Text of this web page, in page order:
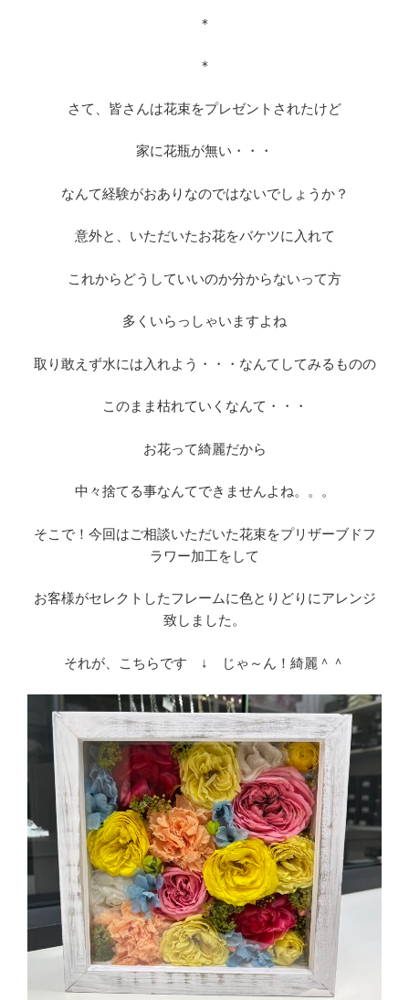
＊
＊
さて、皆さんは花束をプレゼントされたけど
家に花瓶が無い・・・
なんて経験がおありなのではないでしょうか？
意外と、いただいたお花をバケツに入れて
これからどうしていいのか分からないって方
多くいらっしゃいますよね
取り敢えず水には入れよう・・・なんてしてみるものの
このまま枯れていくなんて・・・
お花って綺麗だから
中々捨てる事なんてできませんよね。。。
そこで！今回はご相談いただいた花束をプリザーブドフ
ラワー加工をして
お客様がセレクトしたフレームに色とりどりにアレンジ
致しました。
それが、こちらです ↓ じゃ～ん！綺麗＾＾